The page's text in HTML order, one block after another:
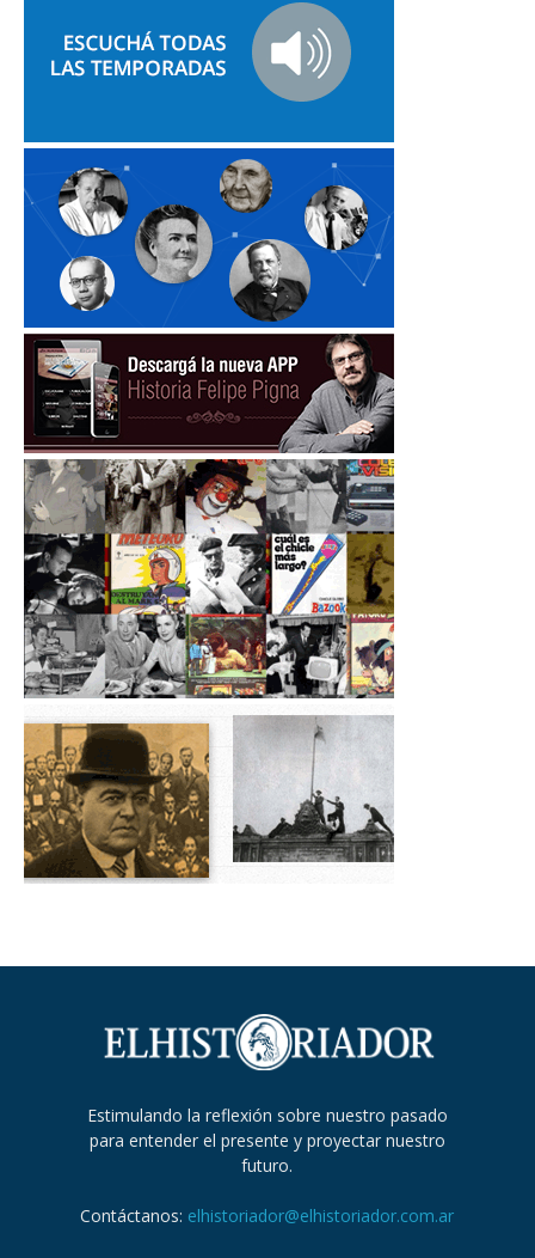
Estimulando la reflexión sobre nuestro pasado
para entender el presente y proyectar nuestro
futuro.
Contáctanos: elhistoriador@elhistoriador.com.ar